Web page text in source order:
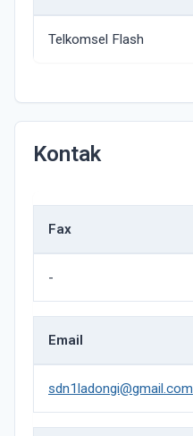
Telkomsel Flash
Kontak
Fax
-
Email
sdn1ladongi@gmail.com